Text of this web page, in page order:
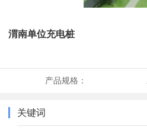
渭南单位充电桩
产品规格：
关键词